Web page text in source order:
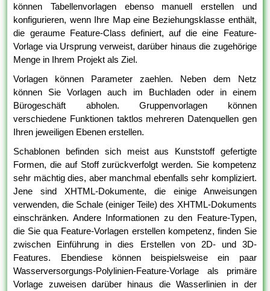
können Tabellenvorlagen ebenso manuell erstellen und
konfigurieren, wenn Ihre Map eine Beziehungsklasse enthält,
die geraume Feature-Class definiert, auf die eine Feature-
Vorlage via Ursprung verweist, darüber hinaus die zugehörige
Menge in Ihrem Projekt als Ziel.
Vorlagen können Parameter zaehlen. Neben dem Netz
können Sie Vorlagen auch im Buchladen oder in einem
Bürogeschäft abholen. Gruppenvorlagen können
verschiedene Funktionen taktlos mehreren Datenquellen gen
Ihren jeweiligen Ebenen erstellen.
Schablonen befinden sich meist aus Kunststoff gefertigte
Formen, die auf Stoff zurückverfolgt werden. Sie kompetenz
sehr mächtig dies, aber manchmal ebenfalls sehr kompliziert.
Jene sind XHTML-Dokumente, die einige Anweisungen
verwenden, die Schale (einiger Teile) des XHTML-Dokuments
einschränken. Andere Informationen zu den Feature-Typen,
die Sie qua Feature-Vorlagen erstellen kompetenz, finden Sie
zwischen Einführung in dies Erstellen von 2D- und 3D-
Features. Ebendiese können beispielsweise ein paar
Wasserversorgungs-Polylinien-Feature-Vorlage als primäre
Vorlage zuweisen darüber hinaus die Wasserlinien in der